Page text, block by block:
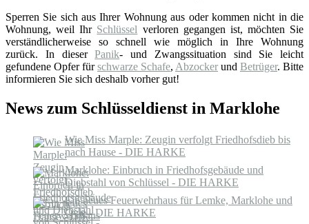
Sperren Sie sich aus Ihrer Wohnung aus oder kommen nicht in die
Wohnung, weil Ihr Schlüssel verloren gegangen ist, möchten Sie
verständlicherweise so schnell wie möglich in Ihre Wohnung
zurück. In dieserPanik- und Zwangssituation sind Sie leicht
gefundene Opfer fürschwarze Schafe, Abzocker und Betrüger. Bitte
informieren Sie sich deshalb vorher gut!
News zum Schlüsseldienst in Marklohe
Wie Miss Marple: Zeugin verfolgt Friedhofsdieb bis
nach Hause - DIE HARKE
Marklohe: Einbruch in Friedhofsgebäude und
Diebstahl von Schlüssel - DIE HARKE
Ein neues Feuerwehrhaus für Lemke, Marklohe und
Oyle - DIE HARKE